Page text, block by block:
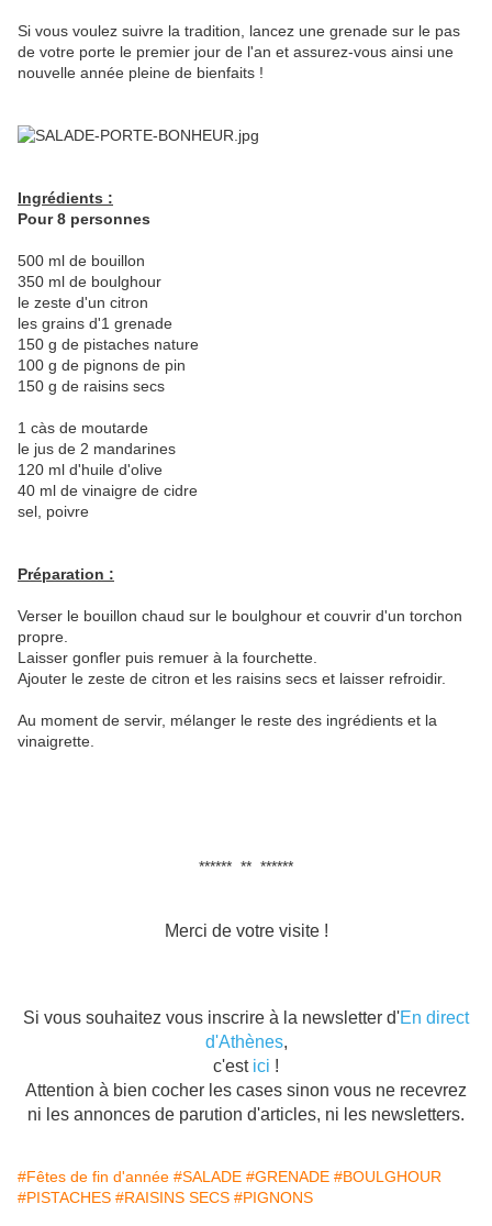
Si vous voulez suivre la tradition, lancez une grenade sur le pas
de votre porte le premier jour de l'an et assurez-vous ainsi une
nouvelle année pleine de bienfaits !
Ingrédients :
Pour 8 personnes
500 ml de bouillon
350 ml de boulghour
le zeste d'un citron
les grains d'1 grenade
150 g de pistaches nature
100 g de pignons de pin
150 g de raisins secs
1 càs de moutarde
le jus de 2 mandarines
120 ml d'huile d'olive
40 ml de vinaigre de cidre
sel, poivre
Préparation :
Verser le bouillon chaud sur le boulghour et couvrir d'un torchon
propre.
Laisser gonfler puis remuer à la fourchette.
Ajouter le zeste de citron et les raisins secs et laisser refroidir.
Au moment de servir, mélanger le reste des ingrédients et la
vinaigrette.
****** ** ******
Merci de votre visite !
Si vous souhaitez vous inscrire à la newsletter d'En direct
d'Athènes,
c'est ici !
Attention à bien cocher les cases sinon vous ne recevrez
ni les annonces de parution d'articles, ni les newsletters.
#Fêtes de fin d'année #SALADE #GRENADE #BOULGHOUR
#PISTACHES #RAISINS SECS #PIGNONS